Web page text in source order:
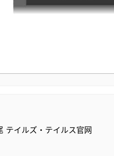
テイルズ・テイルス官网